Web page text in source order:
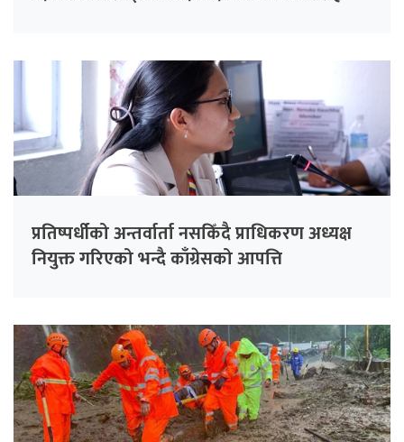
प्रतिष्पर्धीको अन्तर्वार्ता नसकिँदै प्राधिकरण अध्यक्ष
नियुक्त गरिएको भन्दै काँग्रेसको आपत्ति